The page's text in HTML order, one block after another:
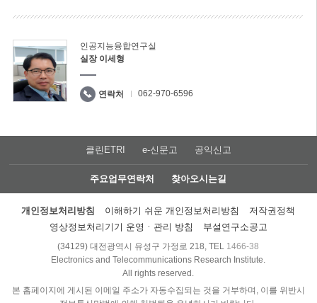
인공지능융합연구실
실장 이세형
연락처 062-970-6596
클린ETRI e-신문고 공익신고
주요업무연락처 찾아오시는길
개인정보처리방침 이해하기 쉬운 개인정보처리방침
저작권정책
영상정보처리기기 운영ㆍ관리 방침
부설연구소공고
(34129) 대전광역시 유성구 가정로 218, TEL 1466-38
Electronics and Telecommunications Research Institute.
All rights reserved.
본 홈페이지에 게시된 이메일 주소가 자동수집되는 것을 거부하며, 이를 위반시